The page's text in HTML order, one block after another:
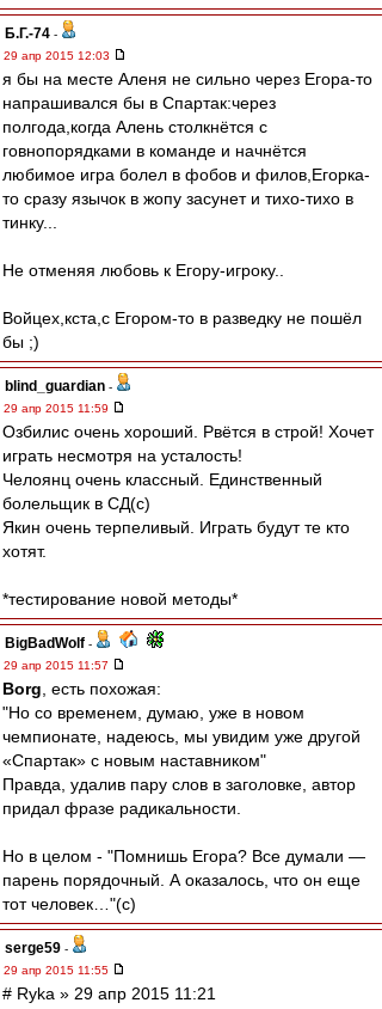
Б.Г.-74 -
29 апр 2015 12:03
я бы на месте Аленя не сильно через Егора-то
напрашивался бы в Спартак:через
полгода,когда Алень столкнётся с
говнопорядками в команде и начнётся
любимое игра болел в фобов и филов,Егорка-
то сразу язычок в жопу засунет и тихо-тихо в
тинку...
Не отменяя любовь к Егору-игроку..
Войцех,кста,с Егором-то в разведку не пошёл
бы ;)
blind_guardian -
29 апр 2015 11:59
Озбилис очень хороший. Рвётся в строй! Хочет
играть несмотря на усталость!
Челоянц очень классный. Единственный
болельщик в СД(с)
Якин очень терпеливый. Играть будут те кто
хотят.
*тестирование новой методы*
BigBadWolf -
29 апр 2015 11:57
Borg , есть похожая:
"Но со временем, думаю, уже в новом
чемпионате, надеюсь, мы увидим уже другой
«Спартак» с новым наставником"
Правда, удалив пару слов в заголовке, автор
придал фразе радикальности.
Но в целом - "Помнишь Егора? Все думали —
парень порядочный. А оказалось, что он еще
тот человек…"(с)
serge59 -
29 апр 2015 11:55
# Ryka » 29 апр 2015 11:21